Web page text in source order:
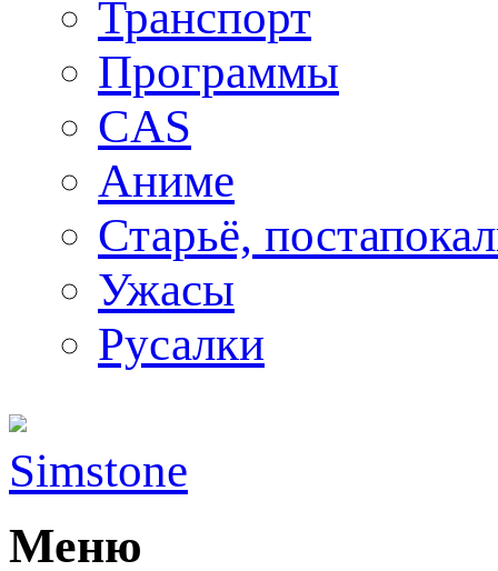
Транспорт
Программы
CAS
Аниме
Старьё,
Ужасы
Русалки
Simstone
Меню